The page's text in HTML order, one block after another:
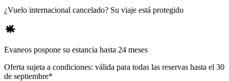
¿Vuelo internacional cancelado? Su viaje está protegido
Evaneos pospone su estancia hasta 24 meses
Oferta sujeta a condiciones: válida para todas las reservas hasta el 30
de septiembre*